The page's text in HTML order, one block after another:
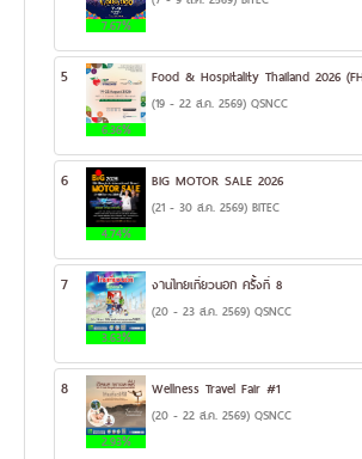
7.67%
5
6.36%
Food & Hospitality Thailand 2026
(19 - 22 ส.ค. 2569) QSNCC
6
4.74%
BIG MOTOR SALE 2026
(21 - 30 ส.ค. 2569) BITEC
7
3.63%
งานไทยเที่ยวนอก ครั้งที่ 8
(20 - 23 ส.ค. 2569) QSNCC
8
2.93%
Wellness Travel Fair #1
(20 - 22 ส.ค. 2569) QSNCC